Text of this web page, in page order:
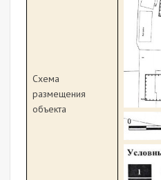
Схема
размещения
объекта